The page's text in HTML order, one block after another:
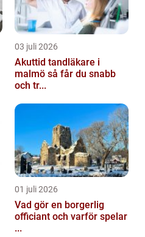
03 juli 2026
Akuttid tandläkare i
malmö så får du snabb
och tr...
01 juli 2026
Vad gör en borgerlig
officiant och varför spelar
...